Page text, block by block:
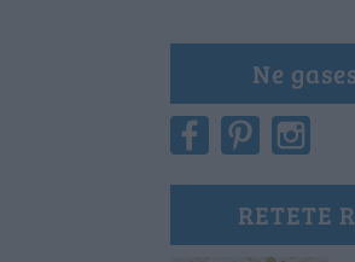
Ne
RETETE